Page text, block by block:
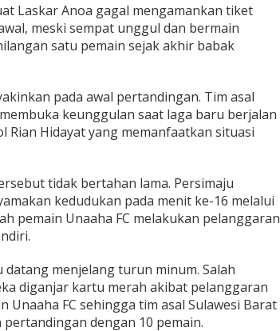
Laskar Anoa gagal mengamankan tiket
meski sempat unggul dan bermain
satu pemain sejak akhir babak
pada awal pertandingan. Tim asal
keunggulan saat laga baru berjalan
Rian Hidayat yang memanfaatkan situasi
tidak bertahan lama. Persimaju
kedudukan pada menit ke-16 melalui
pemain Unaaha FC melakukan pelanggaran
datang menjelang turun minum. Salah
diganjar kartu merah akibat pelanggaran
Unaaha FC sehingga tim asal Sulawesi Barat
dengan 10 pemain.